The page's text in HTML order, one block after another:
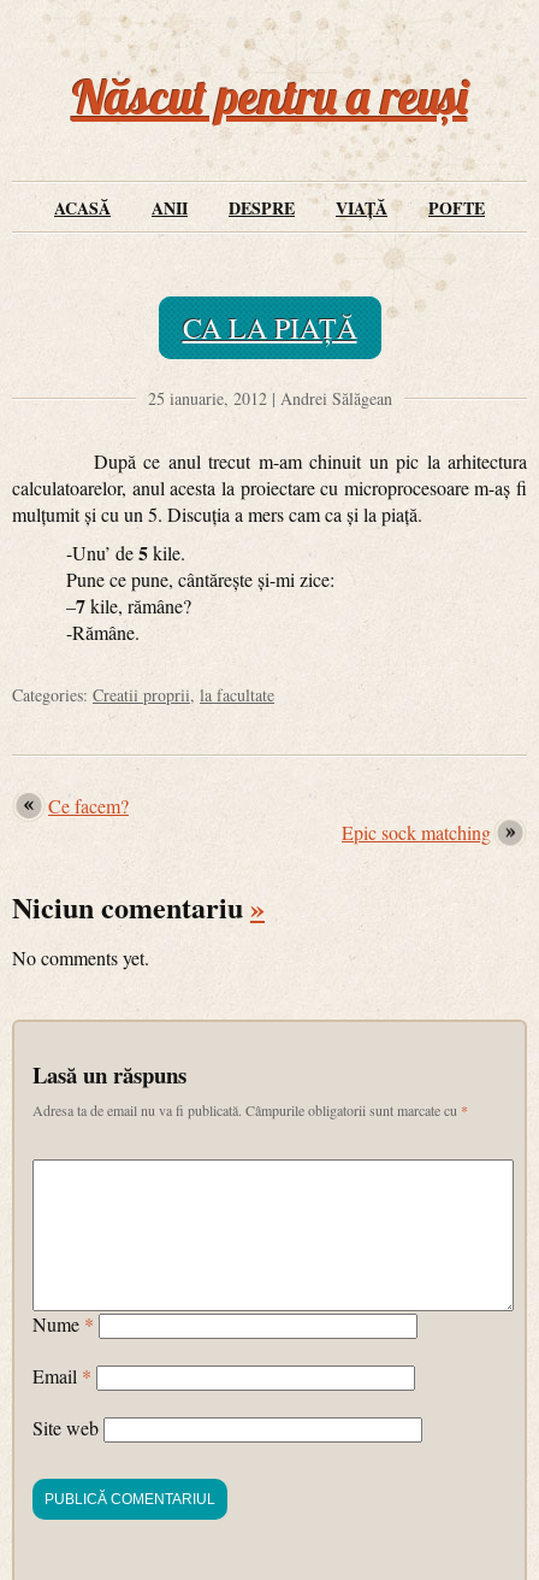
Născut pentru a reuși
ACASĂ ANII DESPRE VIAȚĂ POFTE
CA LA PIAȚĂ
25 ianuarie, 2012 | Andrei Sălăgean
După ce anul trecut m-am chinuit un pic la arhitectura
calculatoarelor, anul acesta la proiectare cu microprocesoare m-aș fi
mulțumit și cu un 5. Discuția a mers cam ca și la piață.
-Unu’ de5kile.
Pune ce pune, cântărește și-mi zice:
–7kile, rămâne?
-Rămâne.
Categories: Creatii proprii, la facultate
Ce facem?
Epic sock matching
Niciun comentariu»
No comments yet.
Lasă un răspuns
Adresa ta de email nu va fi publicată. Câmpurile obligatorii sunt marcate cu *
Nume *
Email *
Site web